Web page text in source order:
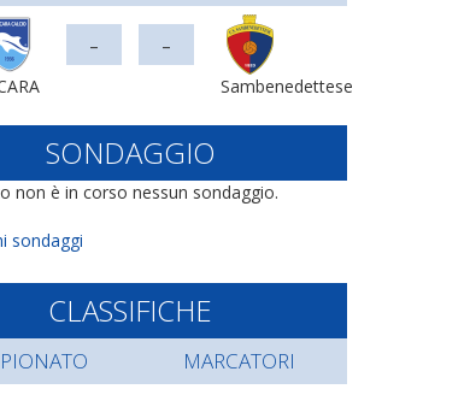
- -
Sambenedettese
SONDAGGIO
non è in corso nessun sondaggio.
sondaggi
CLASSIFICHE
MARCATORI